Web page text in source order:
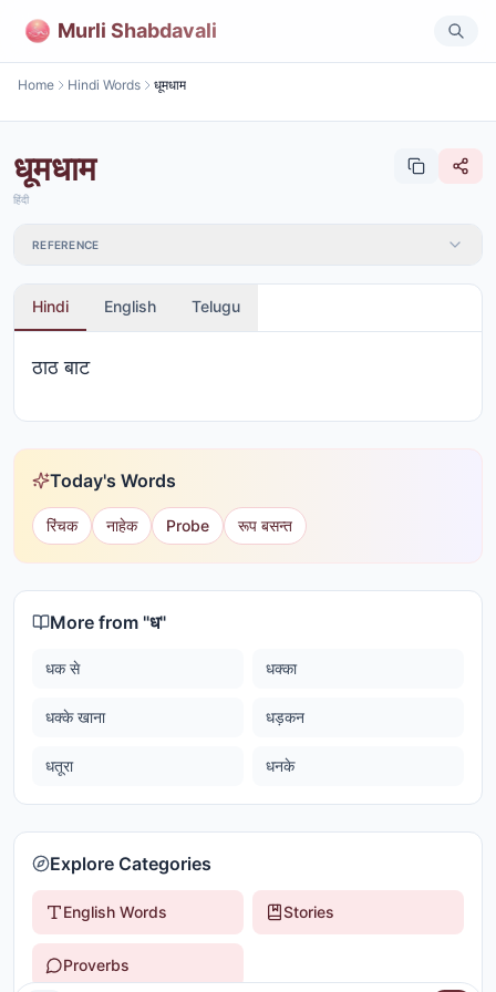
Murli Shabdavali
Home Hindi Words धूमधाम
धूमधाम
हिंदी
REFERENCE
Hindi English Telugu
ठाठ बाट
Today's Words
रिंचक नाहेक Probe रूप बसन्त
More from "ध"
धक से धक्का
धक्के खाना धड़कन
धतूरा धनके
Explore Categories
English Words Stories
Proverbs